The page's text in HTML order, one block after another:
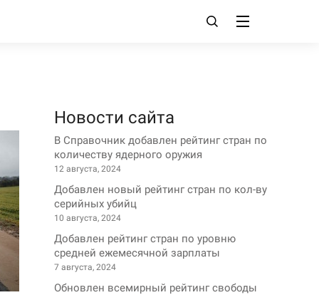
Новости сайта
В Справочник добавлен рейтинг стран по
количеству ядерного оружия
12 августа, 2024
Добавлен новый рейтинг стран по кол-ву
серийных убийц
10 августа, 2024
Добавлен рейтинг стран по уровню
средней ежемесячной зарплаты
7 августа, 2024
Обновлен всемирный рейтинг свободы